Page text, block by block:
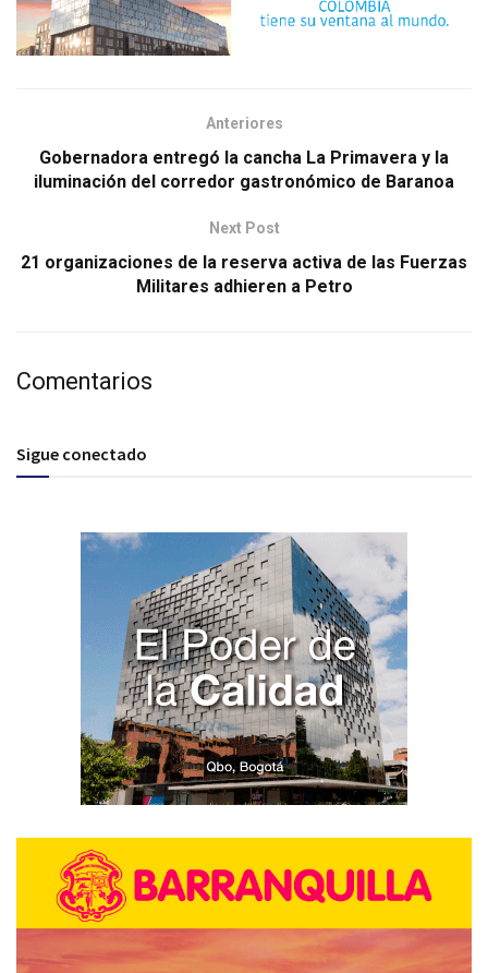
Anteriores
Gobernadora entregó la cancha La Primavera y la
iluminación del corredor gastronómico de Baranoa
Next Post
21 organizaciones de la reserva activa de las Fuerzas
Militares adhieren a Petro
Comentarios
Sigue conectado